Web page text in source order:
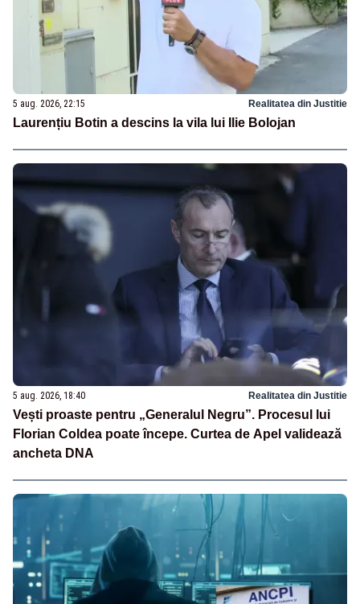
5 aug. 2026, 22:15 Realitatea din Justitie
Laurențiu Botin a descins la vila lui Ilie Bolojan
5 aug. 2026, 18:40 Realitatea din Justitie
Vești proaste pentru „Generalul Negru”. Procesul lui
Florian Coldea poate începe. Curtea de Apel validează
ancheta DNA